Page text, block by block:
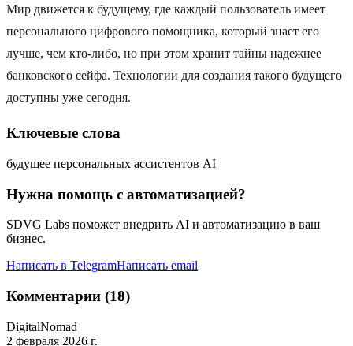
Мир движется к будущему, где каждый пользователь имеет
персонального цифрового помощника, который знает его
лучше, чем кто-либо, но при этом хранит тайны надежнее
банковского сейфа. Технологии для создания такого будущего
доступны уже сегодня.
Ключевые слова
будущее персональных ассистентов AI
Нужна помощь с автоматизацией?
SDVG Labs поможет внедрить AI и автоматизацию в ваш
бизнес.
Написать в TelegramНаписать email
Комментарии (18)
DigitalNomad
2 февраля 2026 г.